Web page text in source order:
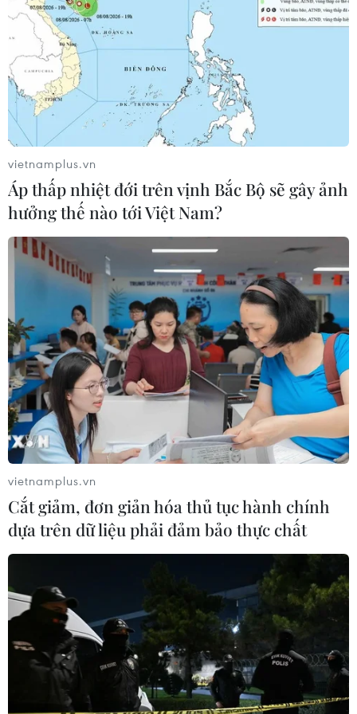
chống ma túy và tội phạm; tổ chức 3 buổi hội
thảo liên ngành nâng cao năng lực phòng,
chống mua bán người.
Từ năm 2021 đến nay, Bộ Tư lệnh Bộ đội Biên
phòng Việt Nam và Cơ quan Bảo vệ biên giới,
Cục Hợp tác Quốc tế, Bộ Nội vụ Anh đã triển
khai nhiều hoạt động hợp tác trong lĩnh vực
phòng, chống mua bán người./.
Tình hình mua bán người
vẫn diễn biến phức tạp
trên phạm vi cả nước
Với sự phát triển của Internet và
mạng xã hội hiện nay, tội phạm
mua bán người đã lợi dụng triệt
để không gian mạng để thực hiện
hành vi phạm tội.
(TTXVN/Vietnam+)
vietnamplus.vn
Áp thấp nhiệt đới trên vịnh Bắc Bộ sẽ gây ảnh
hưởng thế nào tới Việt Nam?
vietnamplus.vn
Cắt giảm, đơn giản hóa thủ tục hành chính
dựa trên dữ liệu phải đảm bảo thực chất